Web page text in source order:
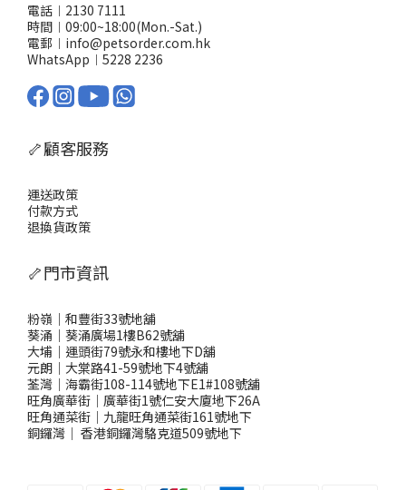
電話︱2130 7111
時間︱09:00~18:00(Mon.-Sat.)
電郵︱info@petsorder.com.hk
WhatsApp︱ 5228 2236
🦴顧客服務
運送政策
付款方式
退換貨政策
🦴門市資訊
粉嶺｜和豐街33號地舖
葵涌｜葵涌廣場1樓B62號舖
大埔｜運頭街79號永和樓地下D舖
元朗｜大棠路41-59號地下4號舖
荃灣｜海霸街108-114號地下E1#108號舖
旺角廣華街｜廣華街1號仁安大廈地下26A
旺角通菜街｜九龍旺角通菜街161號地下
銅鑼灣 ｜ 香港銅鑼灣駱克道509號地下